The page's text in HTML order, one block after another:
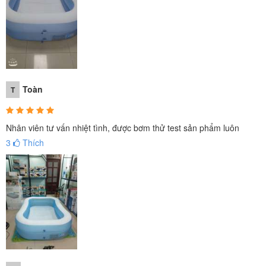
T Toàn
Nhân viên tư vấn nhiệt tình, được bơm thử test sản phẩm luôn
3
Thích